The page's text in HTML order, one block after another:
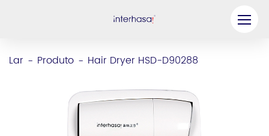
Lar - Produto - Hair Dryer HSD-D90288
Seja nosso parceiro